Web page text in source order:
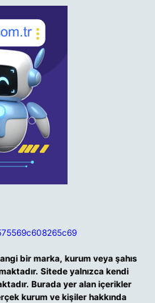
bir marka, kurum veya şahıs
Sitede yalnızca kendi
Burada yer alan içerikler
kurum ve kişiler hakkında